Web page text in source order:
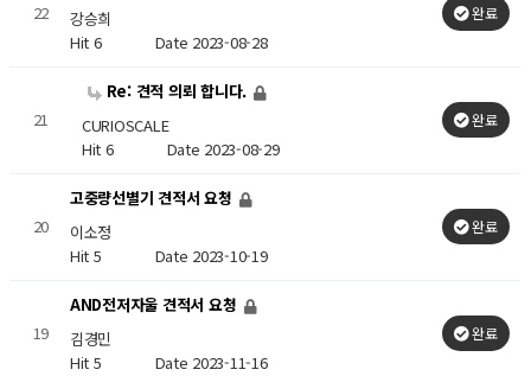
22
강승희
Hit 6 Date 2023-08-28
완료
21
Re: 견적 의뢰 합니다.
CURIOSCALE
Hit 6 Date 2023-08-29
완료
20
고중량선별기 견적서 요청
이소정
Hit 5 Date 2023-10-19
완료
19
AND전저자울 견적서 요청
김경민
Hit 5 Date 2023-11-16
완료